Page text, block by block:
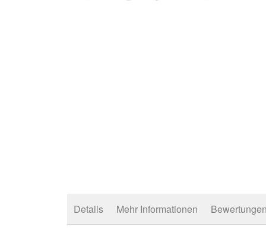
Details Mehr Informationen Bewertungen